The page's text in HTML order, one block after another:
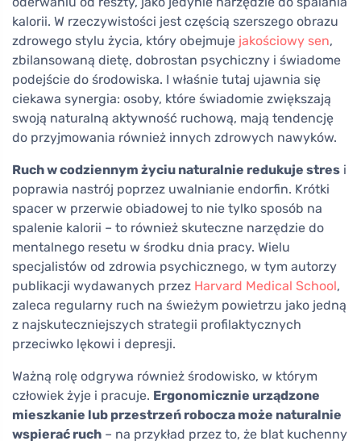
kalorii. W rzeczywistości jest częścią szerszego obrazu
zdrowego stylu życia, który obejmuje jakościowy sen,
zbilansowaną dietę, dobrostan psychiczny i świadome
podejście do środowiska. I właśnie tutaj ujawnia się
ciekawa synergia: osoby, które świadomie zwiększają
swoją naturalną aktywność ruchową, mają tendencję
do przyjmowania również innych zdrowych nawyków.
Ruch w codziennym życiu naturalnie redukuje stres i
poprawia nastrój poprzez uwalnianie endorfin. Krótki
spacer w przerwie obiadowej to nie tylko sposób na
spalenie kalorii – to również skuteczne narzędzie do
mentalnego resetu w środku dnia pracy. Wielu
specjalistów od zdrowia psychicznego, w tym autorzy
publikacji wydawanych przez Harvard Medical School,
zaleca regularny ruch na świeżym powietrzu jako jedną
z najskuteczniejszych strategii profilaktycznych
przeciwko lękowi i depresji.
Ważną rolę odgrywa również środowisko, w którym
człowiek żyje i pracuje. Ergonomicznie urządzone
mieszkanie lub przestrzeń robocza może naturalnie
wspierać ruch – na przykład przez to, że blat kuchenny